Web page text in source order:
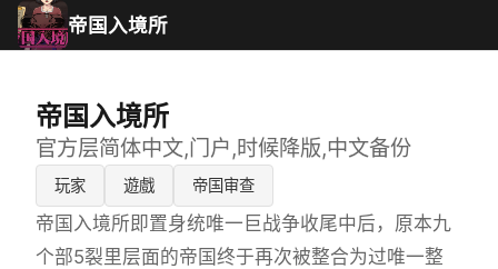
帝国入境所
帝国入境所
官方层简体中文,门户,时候降版,中文备份
玩家 遊戲 帝国审查
帝国入境所即置身统唯一巨战争收尾中后，原本九
个部5裂里层面的帝国终于再次被整合为过唯一整